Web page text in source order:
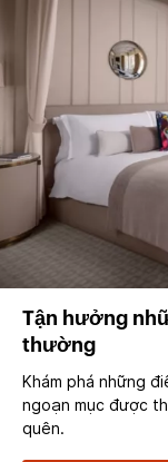
Tận hưởng
thường
Khám phá những
ngoạn mục được
quên.